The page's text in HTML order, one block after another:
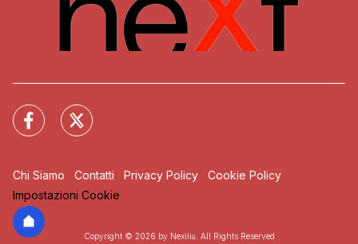
Chi Siamo Contatti Privacy Policy
Cookie Policy
Impostazioni Cookie
Copyright © 2026 by Nexilia. All Rights Reserved